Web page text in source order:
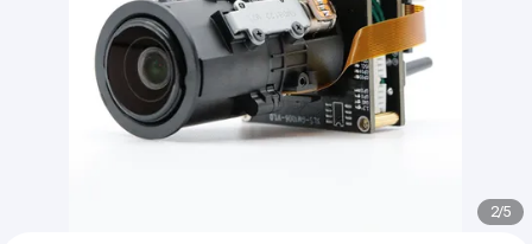
2/5